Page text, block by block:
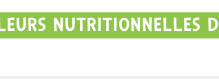
NUTRITIONNELLES